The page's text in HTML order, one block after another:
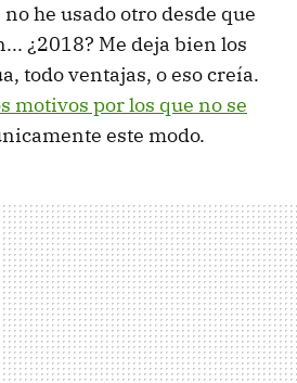
he usado otro desde que
¿2018? Me deja bien los
todo ventajas, o eso creía.
motivos por los que no se
este modo.